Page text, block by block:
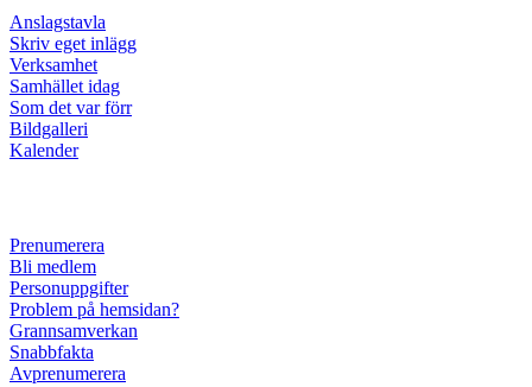
Anslagstavla
Skriv eget inlägg
Verksamhet
Samhället idag
Som det var förr
Bildgalleri
Kalender
Prenumerera
Bli medlem
Personuppgifter
Problem på hemsidan?
Grannsamverkan
Snabbfakta
Avprenumerera